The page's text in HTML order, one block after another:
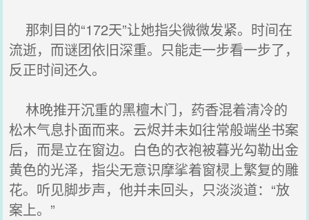
那刺目的“172天”让她指尖微微发紧。时间在
流逝，而谜团依旧深重。只能走一步看一步了，
反正时间还久。
林晚推开沉重的黑檀木门，药香混着清冷的
松木气息扑面而来。云烬并未如往常般端坐书案
后，而是立在窗边。白色的衣袍被暮光勾勒出金
黄色的光泽，指尖无意识摩挲着窗棂上繁复的雕
花。听见脚步声，他并未回头，只淡淡道：“放
案上。”